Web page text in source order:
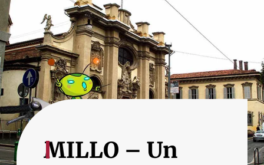
MILLO – Un